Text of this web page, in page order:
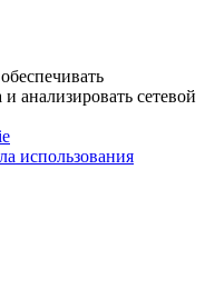
анализировать сетевой
использования